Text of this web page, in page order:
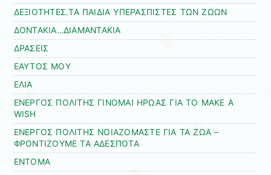
ΔΕΞΙΟΤΗΤΕΣ.ΤΑ ΠΑΙΔΙΑ ΥΠΕΡΑΣΠΙΣΤΕΣ ΤΩΝ ΖΩΩΝ
ΔΟΝΤΑΚΙΑ…ΔΙΑΜΑΝΤΑΚΙΑ
ΔΡΑΣΕΙΣ
ΕΑΥΤΟΣ ΜΟΥ
ΕΛΙΑ
ΕΝΕΡΓΟΣ ΠΟΛΙΤΗΣ ΓΙΝΟΜΑΙ ΗΡΩΑΣ ΓΙΑ ΤΟ MAKE A
WISH
ΕΝΕΡΓΟΣ ΠΟΛΙΤΗΣ ΝΟΙΑΖΟΜΑΣΤΕ ΓΙΑ ΤΑ ΖΩΑ –
ΦΡΟΝΤΙΖΟΥΜΕ ΤΑ ΑΔΕΣΠΟΤΑ
ΕΝΤΟΜΑ